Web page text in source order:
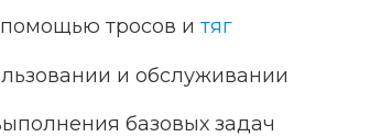
тросов и тяг
и обслуживании
базовых задач